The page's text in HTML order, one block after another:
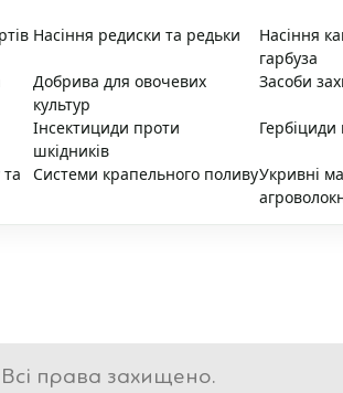
Насіння редиски та редьки
Насіння
гарбуза
Добрива для овочевих
культур
Засоби
Інсектициди проти
шкідників
Гербіциди
Системи крапельного поливуУкривні
права захищено.